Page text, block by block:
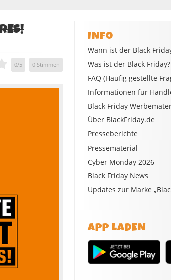
0/5 0Stimmen
INFO
Wann ist der Black
Was ist der Black Friday?
FAQ (Häufig gestellte
Informationen für
Black Friday
Über BlackFriday.de
Presseberichte
Pressematerial
Cyber Monday 2026
Black Friday News
Updates zur Marke
APP LADEN